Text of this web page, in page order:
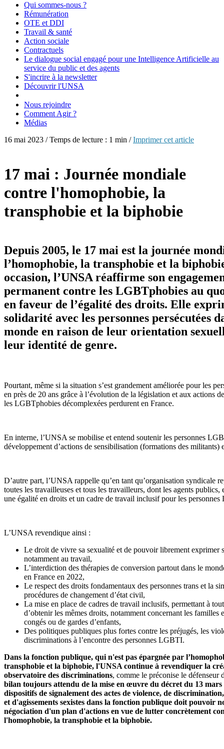
Qui sommes-nous ?
Rémunération
OTE et DDI
Travail & santé
Action sociale
Contractuels
Le dialogue social engagé pour une Intelligence Artificielle au
service du public et des agents
S'incrire à la newsletter
Découvrir l'UNSA
Nous rejoindre
Comment Agir ?
Médias
16 mai 2023 / Temps de lecture : 1 min /Imprimer cet article
17 mai : Journée mondiale
contre l'homophobie, la
transphobie et la biphobie
Depuis 2005, le 17 mai est la journée
l’homophobie, la transphobie et la
occasion, l’UNSA réaffirme son
permanent contre les LGBTphobies au
en faveur de l’égalité des droits. Elle
solidarité avec les personnes persécutées
monde en raison de leur orientation
leur identité de genre.
Pourtant, même si la situation s’est grandement améliorée pour les
en près de 20 ans grâce à l’évolution de la législation et aux actions
les LGBTphobies décomplexées perdurent en France.
En interne, l’UNSA se mobilise et entend soutenir les personnes
développement d’actions de sensibilisation (formations des militants)
D’autre part, l’UNSA rappelle qu’en tant qu’organisation syndicale
toutes les travailleuses et tous les travailleurs, dont les agents
une égalité en droits et un cadre de travail inclusif pour les
L’UNSA revendique ainsi :
Le droit de vivre sa sexualité et de pouvoir librement exprimer
notamment au travail,
L’interdiction des thérapies de conversion partout dans le
en France en 2022,
Le respect des droits fondamentaux des personnes trans et la
procédures de changement d’état civil,
La mise en place de cadres de travail inclusifs, permettant à
d’obtenir les mêmes droits, notamment concernant les familles
congés ou de gardes d’enfants,
Des politiques publiques plus fortes contre les préjugés, les
discriminations à l’encontre des personnes LGBTI.
Dans la fonction publique, qui n'est pas épargnée par
transphobie et la biphobie, l'UNSA continue à revendiquer la
observatoire des discriminations, comme le préconise le défenseur
bilan toujours attendu de la mise en œuvre du décret du 13
dispositifs de signalement des actes de violence, de
et d'agissements sexistes dans la fonction publique doit pouvoir
négociation d'un plan d'actions en vue de lutter concrètement
l'homophobie, la transphobie et la biphobie.